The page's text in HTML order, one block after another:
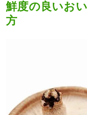
鮮度の良いお
方